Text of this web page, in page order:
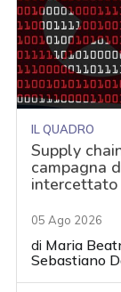
IL QUADRO
Supply
campagna
intercettato
05 Ago 2026
di Maria
Sebastiano